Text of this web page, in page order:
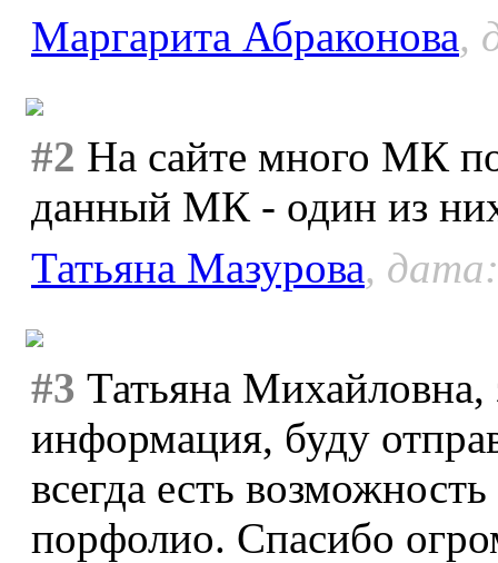
Маргарита Абраконова,
#2 На сайте много МК
данный МК - один из
Татьяна Мазурова,
#3 Татьяна Михайловна,
информация, буду
всегда есть
порфолио. Спасибо